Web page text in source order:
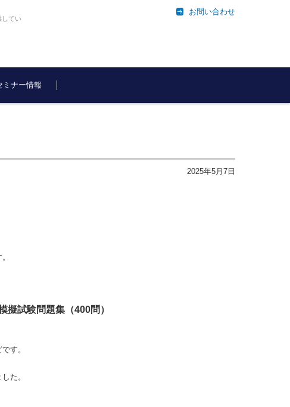
してい
お問い合わせ
ミナー情報
2025年5月7日
試験問題集（400問）
す。
た。